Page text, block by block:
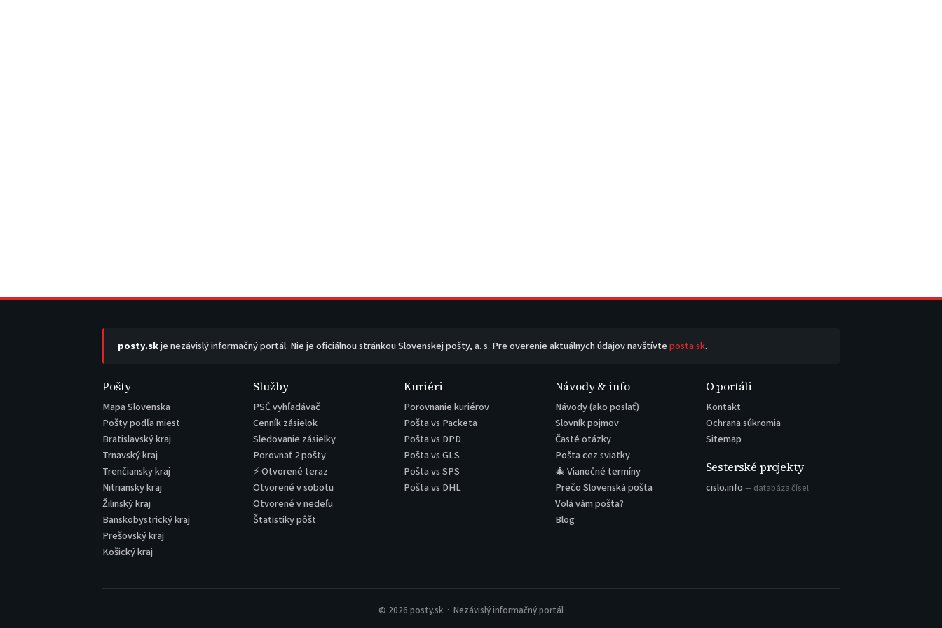
posty.skje nezávislý informačný portál. Nie je oficiálnou stránkou Slovenskej pošty, a. s. Pre overenie aktuálnych údajov navštívteposta.sk.
Pošty
Mapa Slovenska
Pošty podľa miest
Bratislavský kraj
Trnavský kraj
Trenčiansky kraj
Nitriansky kraj
Žilinský kraj
Banskobystrický kraj
Prešovský kraj
Košický kraj
Služby
PSČ vyhľadávač
Cenník zásielok
Sledovanie zásielky
Porovnať 2 pošty
⚡ Otvorené teraz
Otvorené v sobotu
Otvorené v nedeľu
Štatistiky pôšt
Kuriéri
Porovnanie kuriérov
Pošta vs Packeta
Pošta vs DPD
Pošta vs GLS
Pošta vs SPS
Pošta vs DHL
Návody & info
Návody (ako poslať)
Slovník pojmov
Časté otázky
Pošta cez sviatky
🎄 Vianočné termíny
Prečo Slovenská pošta
Volá vám pošta?
Blog
O portáli
Kontakt
Ochrana súkromia
Sitemap
Sesterské projekty
cislo.info — databáza čísel
© 2026 posty.sk · Nezávislý informačný portál